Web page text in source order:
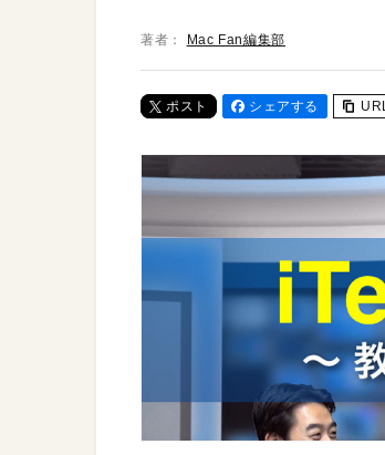
著者： Mac Fan編集部
ポスト シェアする